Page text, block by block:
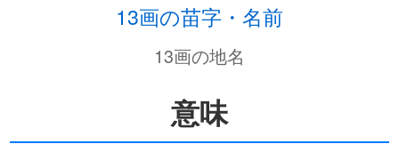
13画の苗字・名前
13画の地名
意味